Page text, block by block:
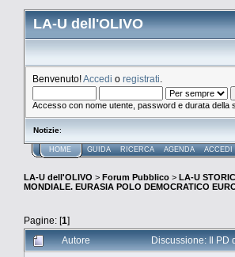
LA-U dell'OLIVO
Benvenuto!Accedi o registrati
Accesso con nome utente, password e durata della
Notizie:
HOME GUIDA RICERCA AGENDA ACCEDI
LA-U dell'OLIVO > Forum Pubblico > LA-U
MONDIALE. EURASIA POLO DEMOCRATICO
Pagine: [1]
Autore
Discussione: Il PD